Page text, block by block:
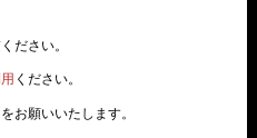
ださい。
ください。
お願いいたします。